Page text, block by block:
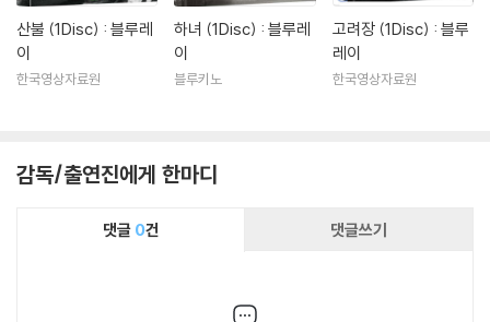
산불 (1Disc) : 블루레
이
한국영상자료원
하녀 (1Disc) : 블루레
이
블루키노
고려장 (1Disc) : 블루
레이
한국영상자료원
감독/출연진에게 한마디
댓글 0건 댓글쓰기